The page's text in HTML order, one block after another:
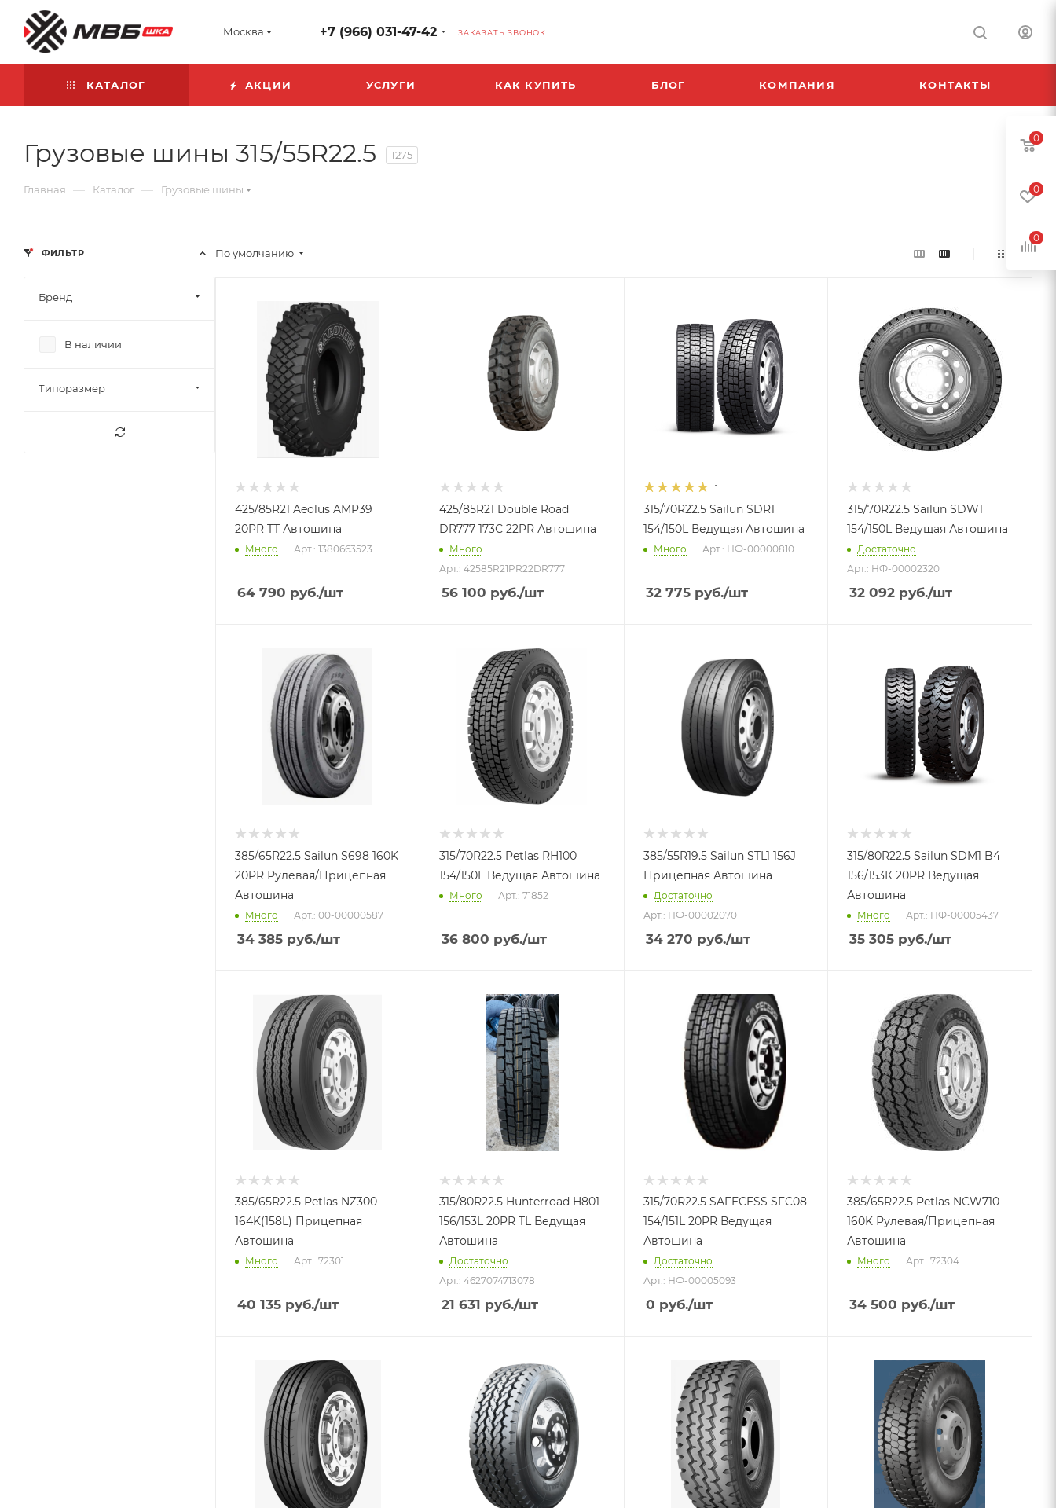
Москва +7 (966) 031-47-42 ЗАКАЗАТЬ ЗВОНОК
КАТАЛОГ АКЦИИ УСЛУГИ КАК КУПИТЬ БЛОГ КОМПАНИЯ КОНТАКТЫ
Грузовые шины 315/55R22.5 1275
Главная — Каталог — Грузовые шины
По умолчанию
425/85R21 Aeolus AMP39
20PR TT Автошина
Много Арт.: 1380663523
64 790 руб./шт
425/85R21 Double Road
DR777 173С 22PR Автошина
Много
Арт.: 42585R21PR22DR777
56 100 руб./шт
1
315/70R22.5 Sailun SDR1
154/150L Ведущая Автошина
Много Арт.: НФ-00000810
32 775руб./шт
315/70R22.5 Sailun SDW1
154/150L Ведущая Автошина
Достаточно
Арт.: НФ-00002320
32 092 руб./шт
385/65R22.5 Sailun S698 160K
20PR Рулевая/Прицепная
Автошина
Много Арт.: 00-00000587
34 385 руб./шт
315/70R22.5 Petlas RH100
154/150L Ведущая Автошина
Много Арт.: 71852
36 800 руб./шт
385/55R19.5 Sailun STL1 156J
Прицепная Автошина
Достаточно
Арт.: НФ-00002070
34 270 руб./шт
315/80R22.5 Sailun SDM1 B4
156/153К 20PR Ведущая
Автошина
Много Арт.: НФ-00005437
35 305 руб./шт
385/65R22.5 Petlas NZ300
164K(158L) Прицепная
Автошина
Много Арт.: 72301
40 135 руб./шт
315/80R22.5 Hunterroad H801
156/153L 20PR TL Ведущая
Автошина
Достаточно
Арт.: 4627074713078
21 631 руб./шт
315/70R22.5 SAFECESS SFC08
154/151L 20PR Ведущая
Автошина
Достаточно
Арт.: НФ-00005093
0 руб./шт
385/65R22.5 Petlas NCW710
160K Рулевая/Прицепная
Автошина
Много Арт.: 72304
34 500 руб./шт
ФИЛЬТР
Бренд
В наличии
Типоразмер
0
0
0